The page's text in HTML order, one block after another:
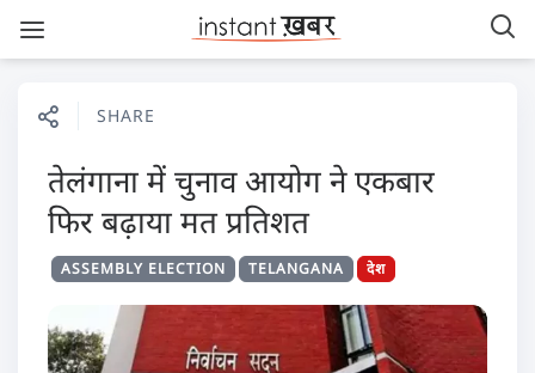
SHARE
तेलंगाना में चुनाव आयोग ने एकबार
फिर बढ़ाया मत प्रतिशत
ASSEMBLY ELECTION TELANGANA देश